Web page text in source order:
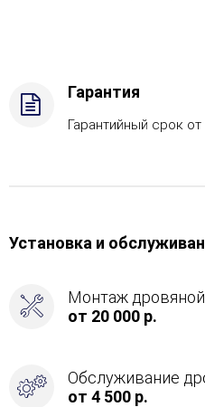
вход
каменку
Гарантия
Гарантийный срок
Установка и
Монтаж дровяной
от 20 000 р.
Обслуживание
от 4 500 р.